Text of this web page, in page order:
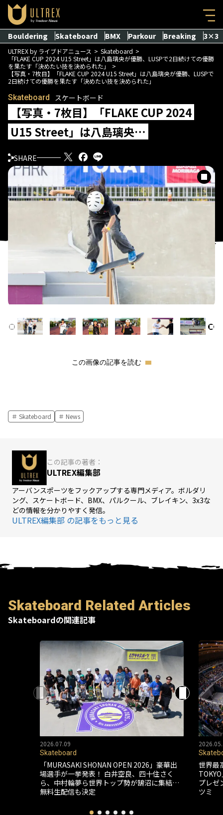
Bouldering Skateboard BMX Parkour Breaking 3×3
ULTREX by ライブドアニュース
Skateboard
「FLAKE CUP 2024 U15 Street」は八島璃央が優勝、LUSPで2日続けての優勝
を果たす「決めたい技を決められた」
【写真・7枚目】「FLAKE CUP 2024 U15 Street」は八島璃央が優勝、LUSPで
2日続けての優勝を果たす「決めたい技を決められた」
Skateboard スケートボード
【写真・7枚目】「FLAKE CUP 2024
U15 Street」は八島璃央…
SHARE
この画像の記事を読む
Skateboard News
この記事の著者：
ULTREX編集部
アーバンスポーツをフックアップする専門メディア。ボルダリ
ング、スケートボード、BMX、パルクール、ブレイキン、3x3な
どの情報を分かりやすく発信。
ULTREX編集部 の記事をもっと見る
Skateboard Related Articles
Skateboardの関連記事
2026.07.09
Skateboard
「MURASAKI SHONAN OPEN 2026」豪華出
場選手が一挙発表！ 白井空良、四十住さく
ら、中村輪夢ら世界トップ勢が鵠沼に集結…
無料生配信も決定
世界最
プレゼ
ツミ